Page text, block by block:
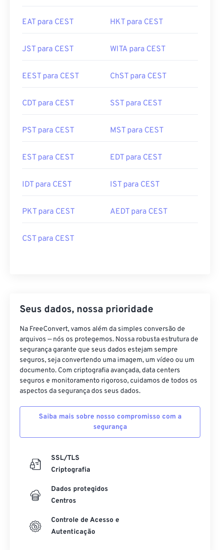
EAT para CEST HKT para CEST
JST para CEST WITA para CEST
EEST para CEST ChST para CEST
CDT para CEST SST para CEST
PST para CEST MST para CEST
EST para CEST EDT para CEST
IDT para CEST IST para CEST
PKT para CEST AEDT para CEST
CST para CEST
Seus dados, nossa prioridade
Na FreeConvert, vamos além da simples conversão de
arquivos — nós os protegemos. Nossa robusta estrutura de
segurança garante que seus dados estejam sempre
seguros, seja convertendo uma imagem, um vídeo ou um
documento. Com criptografia avançada, data centers
seguros e monitoramento rigoroso, cuidamos de todos os
aspectos da segurança dos seus dados.
Saiba mais sobre nosso compromisso com a
segurança
SSL/TLS
Criptografia
Dados protegidos
Centros
Controle de Acesso e
Autenticação